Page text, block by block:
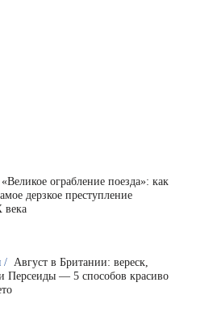
«Великое ограбление поезда»: как
дерзкое преступление
века
/ Август в Британии: вереск,
Персеиды — 5 способов красиво